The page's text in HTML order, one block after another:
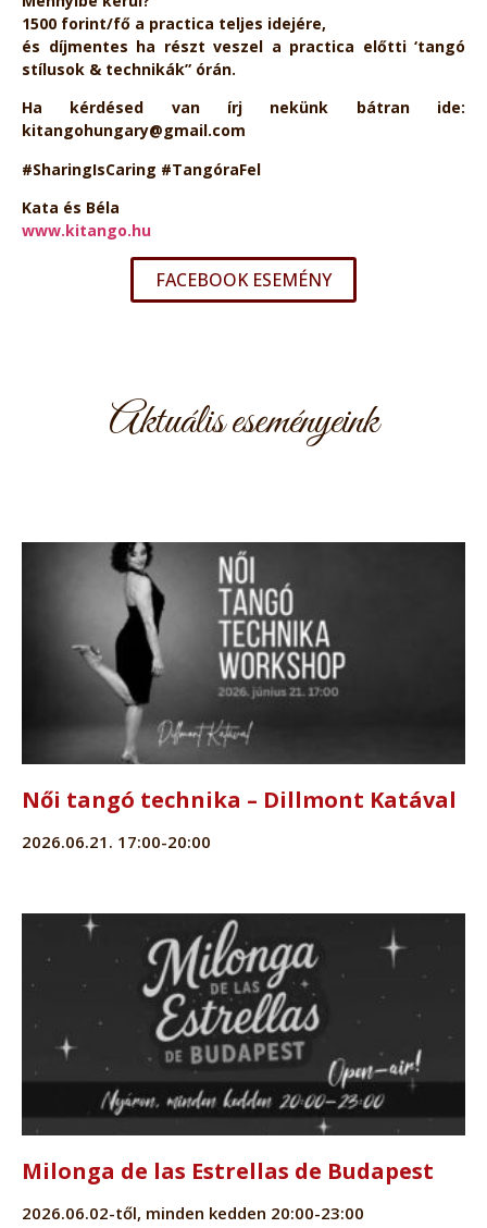
1500 forint/fő a practica teljes idejére,
és díjmentes ha részt veszel a practica előtti ‘tangó
stílusok & technikák” órán.
Ha kérdésed van írj nekünk bátran ide:
kitangohungary@gmail.com
#SharingIsCaring #TangóraFel
Kata és Béla
www.kitango.hu
FACEBOOK ESEMÉNY
Aktuális eseményeink
Női tangó technika – Dillmont Katával
2026.06.21. 17:00-20:00
Milonga de las Estrellas de Budapest
2026.06.02-től, minden kedden 20:00-23:00